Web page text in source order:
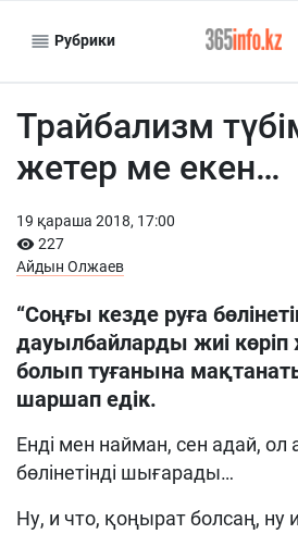
Рубрики
Трайбализм
жетер ме екен…
19 қараша 2018, 17:00
227
Айдын Олжаев
“Соңғы кезде руға
дауылбайларды жиі
болып туғанына
шаршап едік.
Енді мен найман, сен адай, ол
бөлінетінді шығарады…
Ну, и что, қоңырат болсаң, ну